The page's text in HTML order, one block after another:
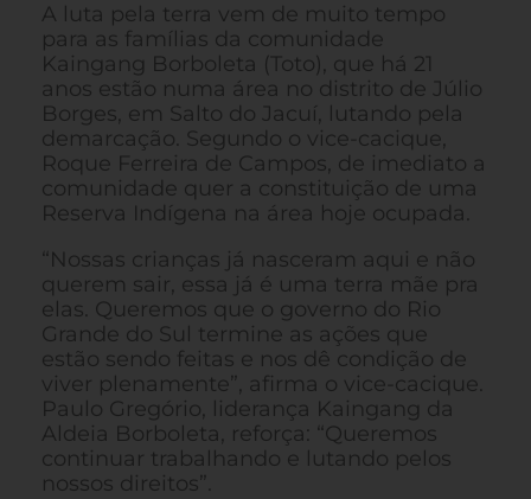
A luta pela terra vem de muito tempo
para as famílias da comunidade
Kaingang Borboleta (Toto), que há 21
anos estão numa área no distrito de Júlio
Borges, em Salto do Jacuí, lutando pela
demarcação. Segundo o vice-cacique,
Roque Ferreira de Campos, de imediato a
comunidade quer a constituição de uma
Reserva Indígena na área hoje ocupada.
“Nossas crianças já nasceram aqui e não
querem sair, essa já é uma terra mãe pra
elas. Queremos que o governo do Rio
Grande do Sul termine as ações que
estão sendo feitas e nos dê condição de
viver plenamente”, afirma o vice-cacique.
Paulo Gregório, liderança Kaingang da
Aldeia Borboleta, reforça: “Queremos
continuar trabalhando e lutando pelos
nossos direitos”.